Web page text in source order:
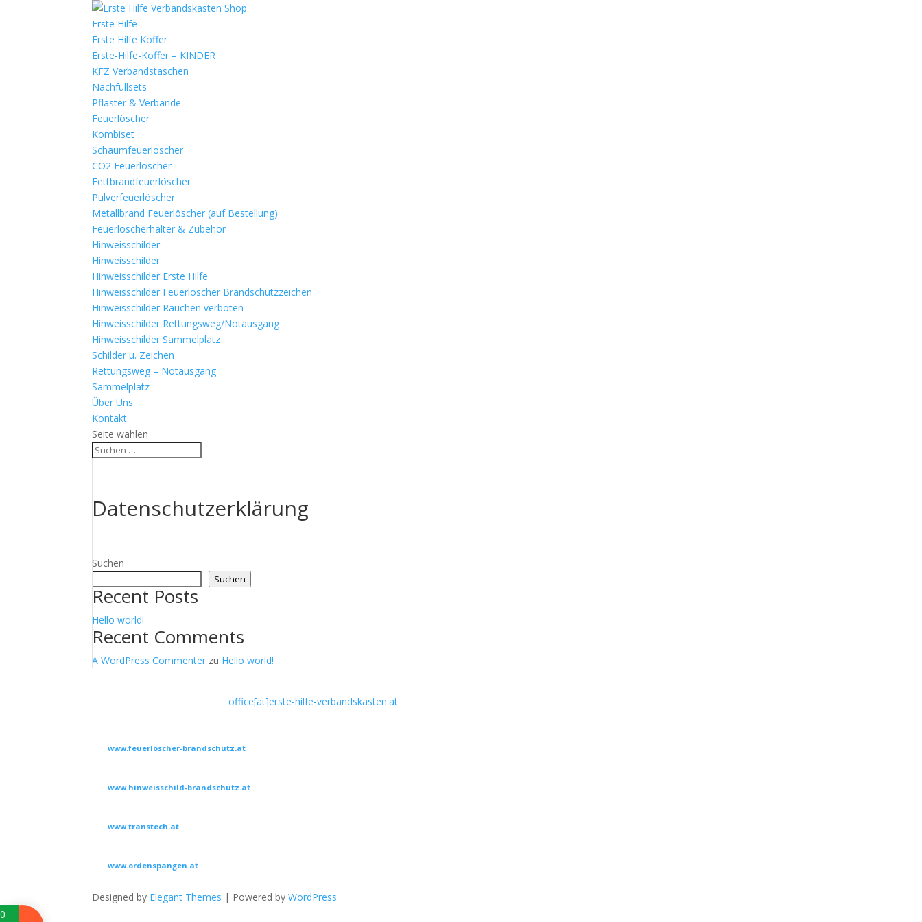
Erste Hilfe
Erste Hilfe Koffer
Erste-Hilfe-Koffer – KINDER
KFZ Verbandstaschen
Nachfüllsets
Pflaster & Verbände
Feuerlöscher
Kombiset
Schaumfeuerlöscher
CO2 Feuerlöscher
Fettbrandfeuerlöscher
Pulverfeuerlöscher
Metallbrand Feuerlöscher (auf Bestellung)
Feuerlöscherhalter & Zubehör
Hinweisschilder
Hinweisschilder
Hinweisschilder Erste Hilfe
Hinweisschilder Feuerlöscher Brandschutzzeichen
Hinweisschilder Rauchen verboten
Hinweisschilder Rettungsweg/Notausgang
Hinweisschilder Sammelplatz
Schilder u. Zeichen
Rettungsweg – Notausgang
Sammelplatz
Über Uns
Kontakt
Seite wählen
Datenschutzerklärung
Suchen
Suchen
Recent Posts
Hello world!
Recent Comments
A WordPress Commenter zu Hello world!
·office[at]erste-hilfe-verbandskasten.at
www.feuerlöscher-brandschutz.at
www.hinweisschild-brandschutz.at
www.transtech.at
www.ordenspangen.at
Designed by Elegant Themes | Powered byWordPress
0